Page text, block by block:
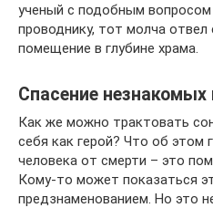
ученый с подобным
проводнику, тот молча отвел
помещение в глубине храма.
Спасение незнакомых
Как же можно трактовать
себя как герой? Что об этом
человека от смерти – это
Кому-то может показаться
предзнаменованием. Но это